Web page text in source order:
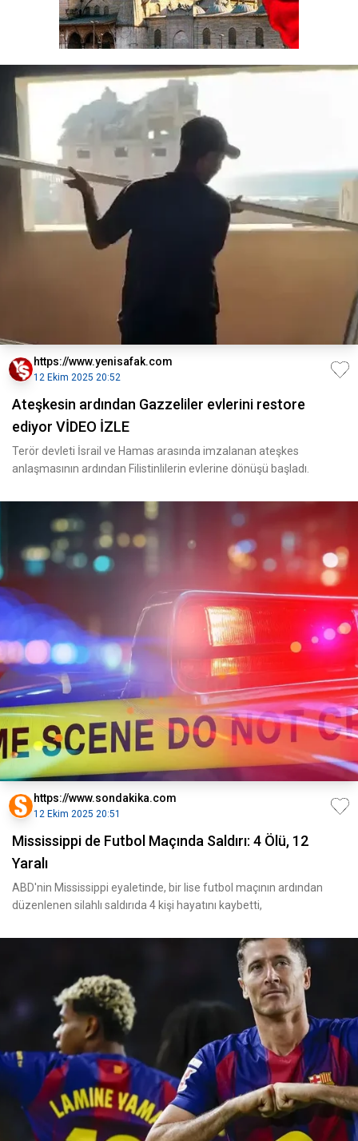
https://www.yenisafak.com
12 Ekim 2025 20:52
Ateşkesin ardından Gazzeliler evlerini restore
ediyor VİDEO İZLE
Terör devleti İsrail ve Hamas arasında imzalanan ateşkes
anlaşmasının ardından Filistinlilerin evlerine dönüşü başladı.
https://www.sondakika.com
12 Ekim 2025 20:51
Mississippi de Futbol Maçında Saldırı: 4 Ölü, 12
Yaralı
ABD'nin Mississippi eyaletinde, bir lise futbol maçının ardından
düzenlenen silahlı saldırıda 4 kişi hayatını kaybetti,